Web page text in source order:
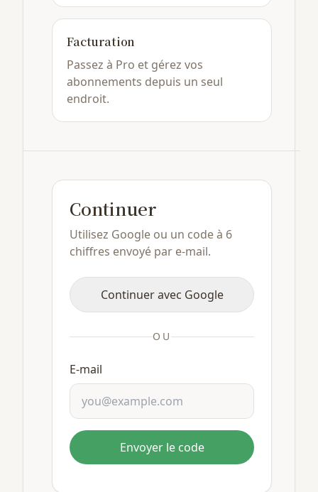
Facturation
Passez à Pro et gérez vos
abonnements depuis un seul
endroit.
Continuer
Utilisez Google ou un code à 6
chiffres envoyé par e-mail.
Continuer avec Google
OU
E-mail
Envoyer le code